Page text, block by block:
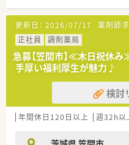
＜こんな会社です＞
■東証プライム上場、全
ーン薬局です。
■大学病院門前･ドラッ
様々な形態の薬局を全国
■年間休日120日以上!福
働けます。
■ほぼ全店で「座り投薬
て服薬指導ができます。
＜研修制度＞
ップ可能です。
更新日： 2026/07/17 薬剤師求
正社員
調剤薬局
急募【笠間市】≪木日祝休
手厚い福利厚生が魅力♪
検討
年間休日120日以上 週32h以